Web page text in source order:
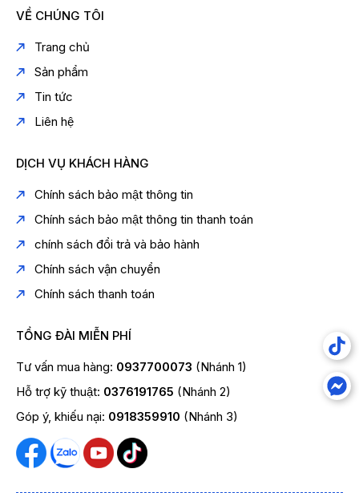
VỀ CHÚNG TÔI
Trang chủ
Sản phẩm
Tin tức
Liên hệ
DỊCH VỤ KHÁCH HÀNG
Chính sách bảo mật thông tin
Chính sách bảo mật thông tin thanh toán
chính sách đổi trả và bảo hành
Chính sách vận chuyển
Chính sách thanh toán
TỔNG ĐÀI MIỄN PHÍ
Tư vấn mua hàng: 0937700073 (Nhánh 1)
Hỗ trợ kỹ thuật: 0376191765 (Nhánh 2)
Góp ý, khiếu nại: 0918359910 (Nhánh 3)